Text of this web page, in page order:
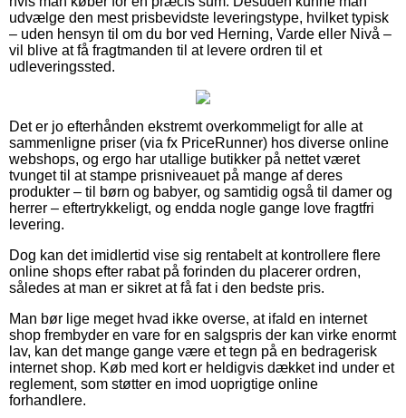
udvælge den mest prisbevidste leveringstype, hvilket typisk
– uden hensyn til om du bor ved Herning, Varde eller Nivå –
vil blive at få fragtmanden til at levere ordren til et
udleveringssted.
Det er jo efterhånden ekstremt overkommeligt for alle at
sammenligne priser (via fx PriceRunner) hos diverse online
webshops, og ergo har utallige butikker på nettet været
tvunget til at stampe prisniveauet på mange af deres
produkter – til børn og babyer, og samtidig også til damer og
herrer – eftertrykkeligt, og endda nogle gange love fragtfri
levering.
Dog kan det imidlertid vise sig rentabelt at kontrollere flere
online shops efter rabat på forinden du placerer ordren,
således at man er sikret at få fat i den bedste pris.
Man bør lige meget hvad ikke overse, at ifald en internet
shop frembyder en vare for en salgspris der kan virke enormt
lav, kan det mange gange være et tegn på en bedragerisk
internet shop. Køb med kort er heldigvis dækket ind under et
reglement, som støtter en imod uoprigtige online
forhandlere.